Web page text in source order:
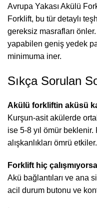
Avrupa Yakası Akülü
Forklift, bu tür detaylı
gereksiz masrafları
yapabilen geniş yedek
minimuma iner.
Sıkça Sorulan
Akülü forkliftin aküsü
Kurşun-asit akülerde
ise 5-8 yıl ömür
alışkanlıkları ömrü etkiler.
Forklift hiç
Akü bağlantıları ve ana
acil durum butonu ve